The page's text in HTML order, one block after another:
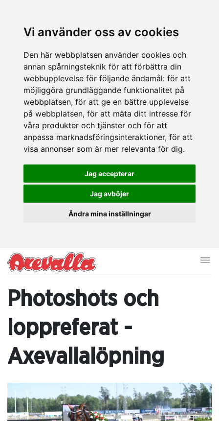
Vi använder oss av cookies
Den här webbplatsen använder cookies och
annan spårningsteknik för att förbättra din
webbupplevelse för följande ändamål: för att
möjliggöra grundläggande funktionalitet på
webbplatsen, för att ge en bättre upplevelse
på webbplatsen, för att mäta ditt intresse för
våra produkter och tjänster och för att
anpassa marknadsföringsinteraktioner, för att
visa annonser som är mer relevanta för dig.
Jag accepterar
Jag avböjer
Ändra mina inställningar
Photoshots och
loppreferat -
Axevallalöpning